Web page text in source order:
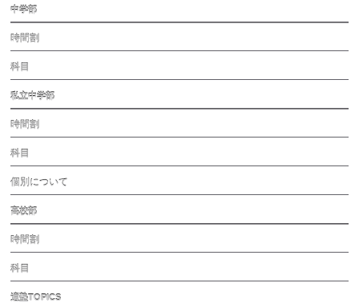
中学部
時間割
科目
私立中学部
時間割
科目
個別について
高校部
時間割
科目
適塾TOPICS